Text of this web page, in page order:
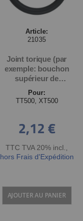
Article:
21035
Joint torique (par
exemple: bouchon
supérieur de
fourche), pièce
Pour:
TT500, XT500
2,12 €
TTC TVA 20% incl.
hors Frais d'Expédition
AJOUTER AU PANIER